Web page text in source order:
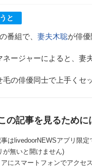
と
番組で、 妻夫木聡が俳
ネージャーによると、妻
毛の俳優同士で上手くセ
の記事を見るために
事はlivedoorNEWSアプリ限定
が無いと開けません)
にスマートフォンでアクセス